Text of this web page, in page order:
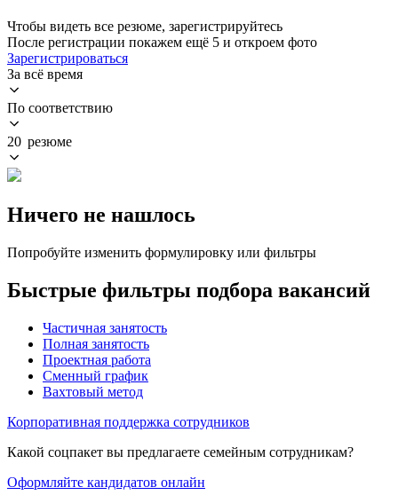
Чтобы видеть все резюме, зарегистрируйтесь
После регистрации покажем ещё 5 и откроем фото
Зарегистрироваться
За всё время
По соответствию
20 резюме
Ничего не нашлось
Попробуйте изменить формулировку или фильтры
Быстрые фильтры подбора вакансий
Частичная занятость
Полная занятость
Проектная работа
Сменный график
Вахтовый метод
Корпоративная поддержка сотрудников
Какой соцпакет вы предлагаете семейным сотрудникам?
Оформляйте кандидатов онлайн